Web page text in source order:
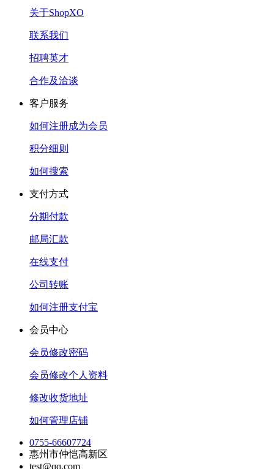
关于ShopXO
联系我们
招聘英才
合作及洽谈
客户服务
如何注册成为会员
积分细则
如何搜索
支付方式
分期付款
邮局汇款
在线支付
公司转账
如何注册支付宝
会员中心
会员修改密码
会员修改个人资料
修改收货地址
如何管理店铺
0755-66607724
惠州市仲恺高新区
test@qq.com